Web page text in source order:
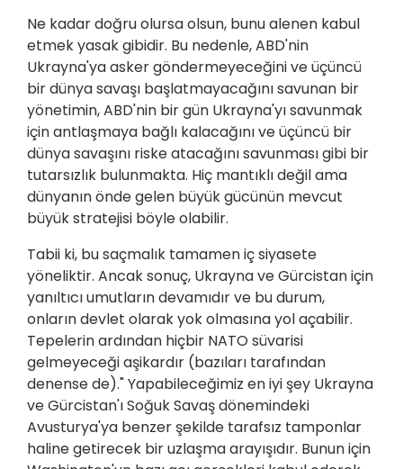
Ne kadar doğru olursa olsun, bunu alenen kabul
etmek yasak gibidir. Bu nedenle, ABD'nin
Ukrayna'ya asker göndermeyeceğini ve üçüncü
bir dünya savaşı başlatmayacağını savunan bir
yönetimin, ABD'nin bir gün Ukrayna'yı savunmak
için antlaşmaya bağlı kalacağını ve üçüncü bir
dünya savaşını riske atacağını savunması gibi bir
tutarsızlık bulunmakta. Hiç mantıklı değil ama
dünyanın önde gelen büyük gücünün mevcut
büyük stratejisi böyle olabilir.
Tabii ki, bu saçmalık tamamen iç siyasete
yöneliktir. Ancak sonuç, Ukrayna ve Gürcistan için
yanıltıcı umutların devamıdır ve bu durum,
onların devlet olarak yok olmasına yol açabilir.
Tepelerin ardından hiçbir NATO süvarisi
gelmeyeceği aşikardır (bazıları tarafından
denense de)." Yapabileceğimiz en iyi şey Ukrayna
ve Gürcistan'ı Soğuk Savaş dönemindeki
Avusturya'ya benzer şekilde tarafsız tamponlar
haline getirecek bir uzlaşma arayışıdır. Bunun için